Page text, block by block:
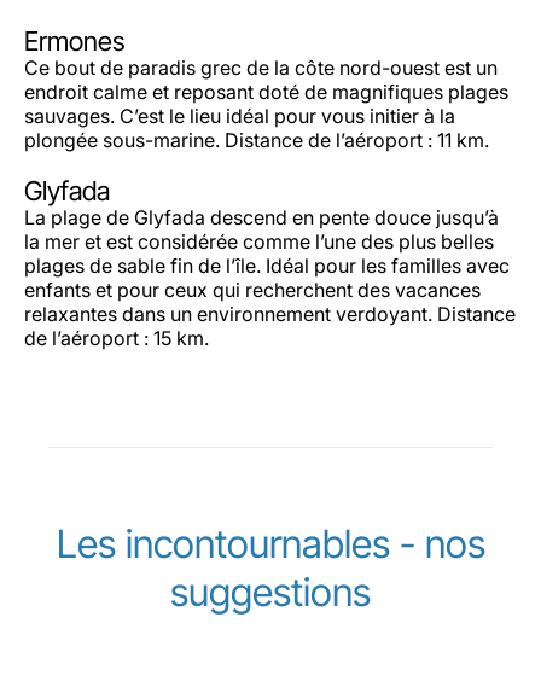
Ermones
Ce bout de paradis grec de la côte nord-ouest est un
endroit calme et reposant doté de magnifiques plages
sauvages. C’est le lieu idéal pour vous initier à la
plongée sous-marine. Distance de l’aéroport : 11 km.
Glyfada
La plage de Glyfada descend en pente douce jusqu’à
la mer et est considérée comme l’une des plus belles
plages de sable fin de l’île. Idéal pour les familles avec
enfants et pour ceux qui recherchent des vacances
relaxantes dans un environnement verdoyant. Distance
de l’aéroport : 15 km.
Les incontournables - nos
suggestions